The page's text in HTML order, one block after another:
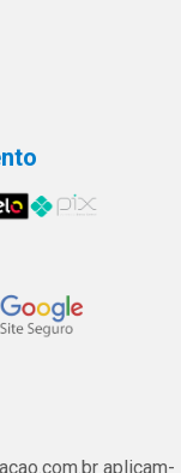
aplicam-